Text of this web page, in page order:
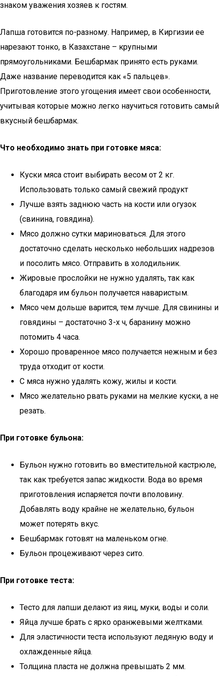
знаком уважения хозяев к гостям.
Лапша готовится по-разному. Например, в Киргизии ее
нарезают тонко, в Казахстане – крупными
прямоугольниками. Бешбармак принято есть руками.
Даже название переводится как «5 пальцев».
Приготовление этого угощения имеет свои особенности,
учитывая которые можно легко научиться готовить самый
вкусный бешбармак.
Что необходимо знать при готовке мяса:
Куски мяса стоит выбирать весом от 2 кг.
Использовать только самый свежий продукт
Лучше взять заднюю часть на кости или огузок
(свинина, говядина).
Мясо должно сутки мариноваться. Для этого
достаточно сделать несколько небольших надрезов
и посолить мясо. Отправить в холодильник.
Жировые прослойки не нужно удалять, так как
благодаря им бульон получается наваристым.
Мясо чем дольше варится, тем лучше. Для свинины и
говядины – достаточно 3-х ч, баранину можно
потомить 4 часа.
Хорошо проваренное мясо получается нежным и без
труда отходит от кости.
С мяса нужно удалять кожу, жилы и кости.
Мясо желательно рвать руками на мелкие куски, а не
резать.
При готовке бульона:
Бульон нужно готовить во вместительной кастрюле,
так как требуется запас жидкости. Вода во время
приготовления испаряется почти вполовину.
Добавлять воду крайне не желательно, бульон
может потерять вкус.
Бешбармак готовят на маленьком огне.
Бульон процеживают через сито.
При готовке теста:
Тесто для лапши делают из яиц, муки, воды и соли.
Яйца лучше брать с ярко оранжевыми желтками.
Для эластичности теста используют ледяную воду и
охлажденные яйца.
Толщина пласта не должна превышать 2 мм.